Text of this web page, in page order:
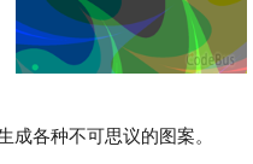
各种不可思议的图案。